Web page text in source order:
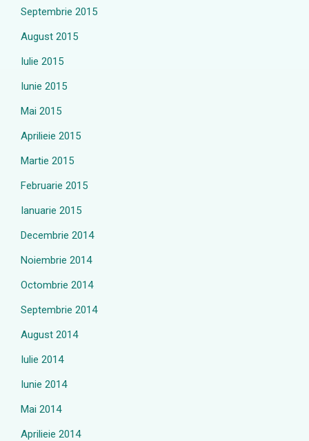
Septembrie 2015
August 2015
Iulie 2015
Iunie 2015
Mai 2015
Aprilieie 2015
Martie 2015
Februarie 2015
Ianuarie 2015
Decembrie 2014
Noiembrie 2014
Octombrie 2014
Septembrie 2014
August 2014
Iulie 2014
Iunie 2014
Mai 2014
Aprilieie 2014